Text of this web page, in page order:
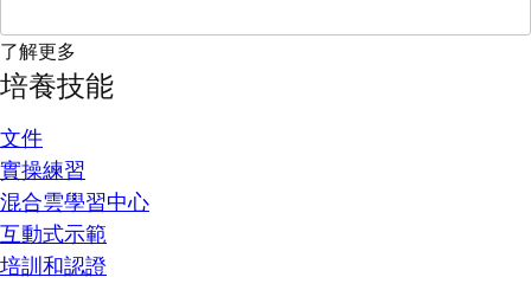
了解更多
培養技能
文件
實操練習
混合雲學習中心
互動式示範
培訓和認證